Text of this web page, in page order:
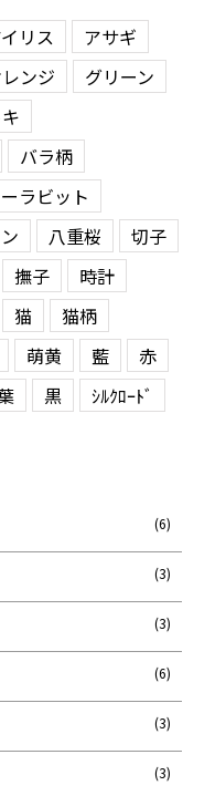
リス
アサギ
ンジ
グリーン
バラ柄
ラビット
八重桜
切子
撫子
時計
猫
猫柄
萌黄 藍
赤
黒 ｼﾙｸﾛｰﾄﾞ
(6)
(3)
(3)
(6)
(3)
(3)